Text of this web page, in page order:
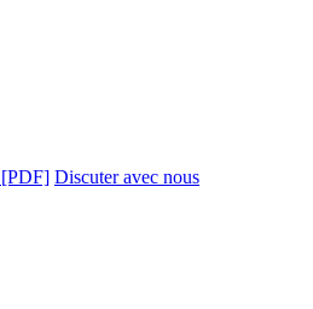
[PDF] Discuter avec nous